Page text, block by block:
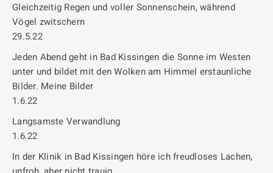
Gleichzeitig Regen und voller Sonnenschein, während
Vögel zwitschern
29.5.22
Jeden Abend geht in Bad Kissingen die Sonne im Westen
unter und bildet mit den Wolken am Himmel erstaunliche
Bilder. Meine Bilder
1.6.22
Langsamste Verwandlung
1.6.22
In der Klinik in Bad Kissingen höre ich freudloses Lachen,